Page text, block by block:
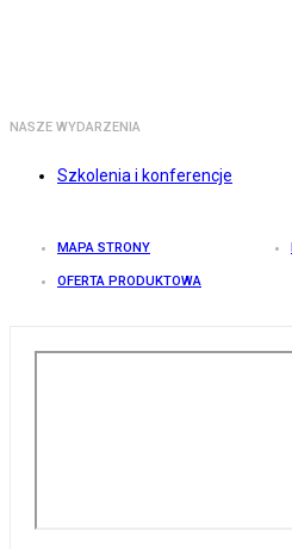
NASZE WYDARZENIA
Szkolenia i konferencje
MAPA STRONY
OFERTA PRODUKTOWA